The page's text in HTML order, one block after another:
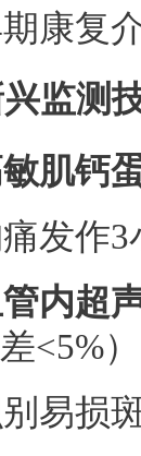
康复
监测
肌钙
发作
内超
<5%）
易损